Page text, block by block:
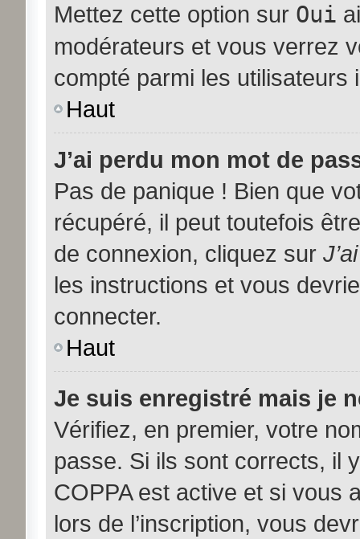
Mettez cette option sur Oui
modérateurs et vous verrez
compté parmi les utilisateurs
Haut
J’ai perdu mon mot de
Pas de panique ! Bien que
récupéré, il peut toutefois
de connexion, cliquez sur
les instructions et vous
connecter.
Haut
Je suis enregistré mais je
Vérifiez, en premier, votre
passe. Si ils sont corrects, il
COPPA est active et si vous
lors de l’inscription, vous